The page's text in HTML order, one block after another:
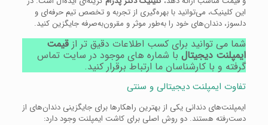
این کلینیک، می‌توانید با بهره‌گیری از تجربه و تخصص تیم حرفه‌ای و
دلسوز، دندان‌های خود را به‌طور موثر و مقرون‌به‌صرفه جایگزین کنید.
شما می توانید برای کسب اطلاعات دقیق تر از قیمت
ایمپلنت دیجیتالبا شماره های موجود در سایت تماس
گرفته و با کارشناسان ما ارتباط برقرار کنید.
تفاوت ایمپلنت دیجیتالی و سنتی
ایمپلنت‌های دندانی یکی از بهترین راهکارها برای جایگزینی دندان‌های از
دست‌رفته هستند. دو روش اصلی برای کاشت ایمپلنت وجود دارد: